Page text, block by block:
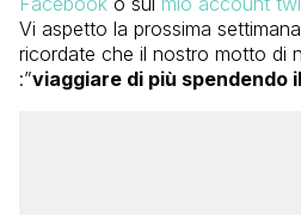
Vi aspetto la prossima
ricordate che il nostro motto di
:”viaggiare di più spendendo